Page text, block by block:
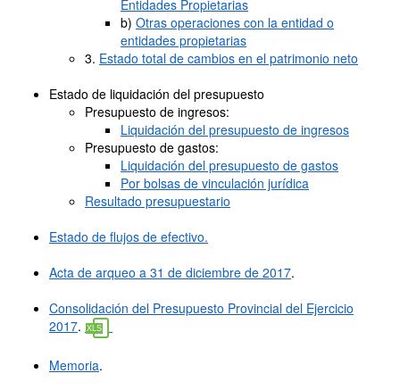
Entidades Propietarias
b) Otras operaciones con la entidad o
entidades propietarias
3. Estado total de cambios en el patrimonio neto
Estado de liquidación del presupuesto
Presupuesto de ingresos:
Liquidación del presupuesto de ingresos
Presupuesto de gastos:
Liquidación del presupuesto de gastos
Por bolsas de vinculación jurídica
Resultado presupuestario
Estado de flujos de efectivo.
Acta de arqueo a 31 de diciembre de 2017.
Consolidación del Presupuesto Provincial del Ejercicio
2017.
Memoria.